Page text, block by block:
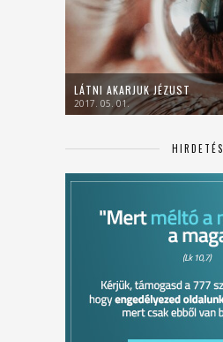
LÁTNI AKARJUK JÉZUST
2017. 05. 01.
HIRDETÉS